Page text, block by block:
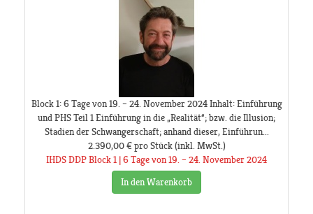
Block 1: 6 Tage von 19. – 24. November 2024 Inhalt: Einführung
und PHS Teil 1 Einführung in die „Realität“; bzw. die Illusion;
Stadien der Schwangerschaft; anhand dieser, Einführun...
2.390,00 € pro Stück(inkl. MwSt.)
IHDS DDP Block 1 | 6 Tage von 19. – 24. November 2024
In den Warenkorb